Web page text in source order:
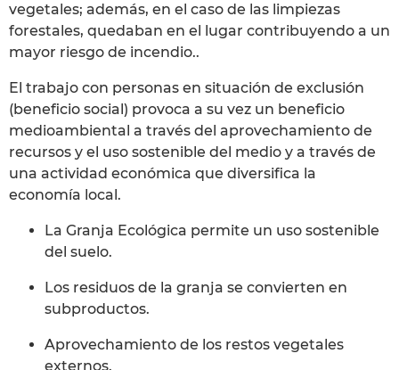
vegetales; además, en el caso de las limpiezas
forestales, quedaban en el lugar contribuyendo a un
mayor riesgo de incendio..
El trabajo con personas en situación de exclusión
(beneficio social) provoca a su vez un beneficio
medioambiental a través del aprovechamiento de
recursos y el uso sostenible del medio y a través de
una actividad económica que diversifica la
economía local.
La Granja Ecológica permite un uso sostenible
del suelo.
Los residuos de la granja se convierten en
subproductos.
Aprovechamiento de los restos vegetales
externos.